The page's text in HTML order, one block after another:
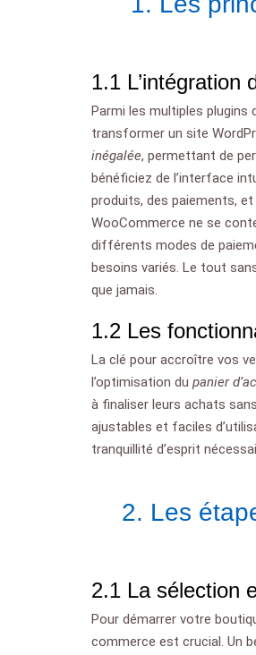
1.1 L’intégration
Parmi les multiples plugins
transformer un site
inégalée, permettant de
bénéficiez de l’interface
produits, des paiements, et
WooCommerce ne se
différents modes de
besoins variés. Le tout
que jamais.
1.2 Les
La clé pour accroître vos
l’optimisation du panier
à finaliser leurs achats
ajustables et faciles
tranquillité d’esprit
2. Les
2.1 La sélection
Pour démarrer votre
commerce est crucial. Un